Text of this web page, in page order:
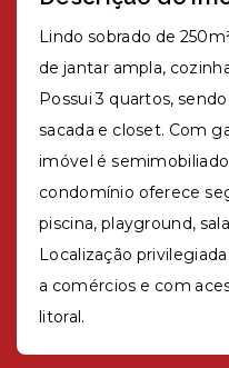
Lindo sobrado de
de jantar ampla,
Possui 3 quartos,
sacada e closet. Com
imóvel é
condomínio oferece
piscina, playground,
Localização
a comércios e com
litoral.